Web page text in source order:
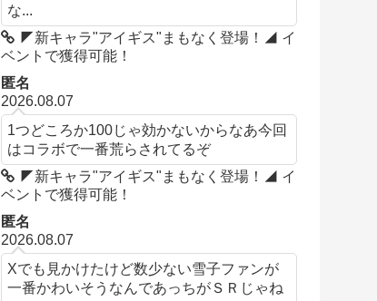
な...
◤新キャラ"アイギス"まもなく登場！◢ イ
ベントで獲得可能！
匿名
2026.08.07
1つどころか100じゃ効かないからなあ今回
はコラボで一番荒らされてるぞ
◤新キャラ"アイギス"まもなく登場！◢ イ
ベントで獲得可能！
匿名
2026.08.07
Xでも見かけたけど数少ない雪子ファンが
一番かわいそうなんであっちがＳＲじゃね